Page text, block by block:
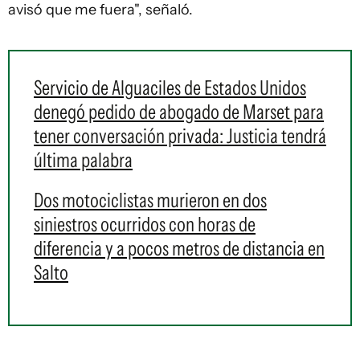
avisó que me fuera", señaló.
Servicio de Alguaciles de Estados Unidos
denegó pedido de abogado de Marset para
tener conversación privada: Justicia tendrá
última palabra
Dos motociclistas murieron en dos
siniestros ocurridos con horas de
diferencia y a pocos metros de distancia en
Salto